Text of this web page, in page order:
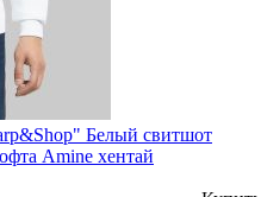
Белый свитшот
Amine хентай